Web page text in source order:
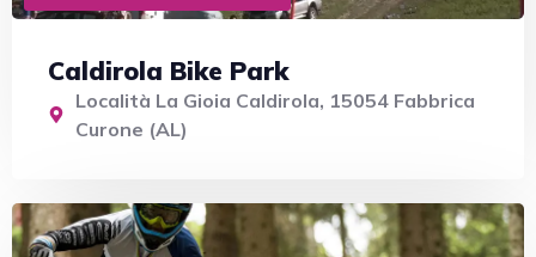
Caldirola Bike Park
Località La Gioia Caldirola, 15054 Fabbrica
Curone (AL)